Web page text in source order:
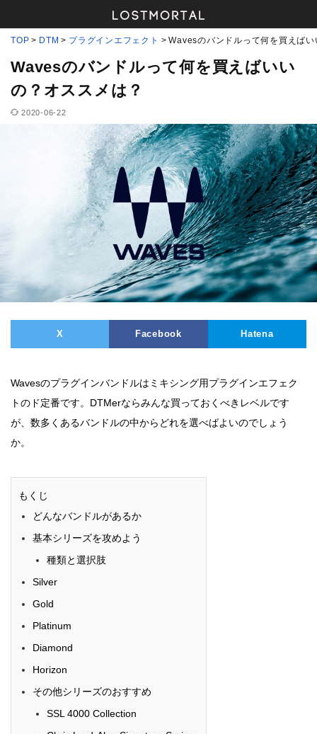
TOP DTM プラグインエフェクト Wavesのバンドルって何を買えば
Wavesのバンドルって何を買えばいい
の？オススメは？
2020-06-22
X Facebook Hatena
Wavesのプラグインバンドルはミキシング用プラグインエフェク
トのド定番です。DTMerならみんな買っておくべきレベルです
が、数多くあるバンドルの中からどれを選べばよいのでしょう
か。
もくじ
どんなバンドルがあるか
基本シリーズを攻めよう
種類と選択肢
Silver
Gold
Platinum
Diamond
Horizon
その他シリーズのおすすめ
SSL 4000 Collection